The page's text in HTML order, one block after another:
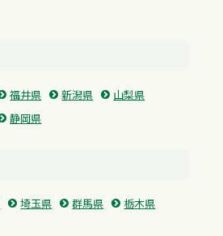
福井県 新潟県
山梨県
静岡県
埼玉県 群馬県
栃木県